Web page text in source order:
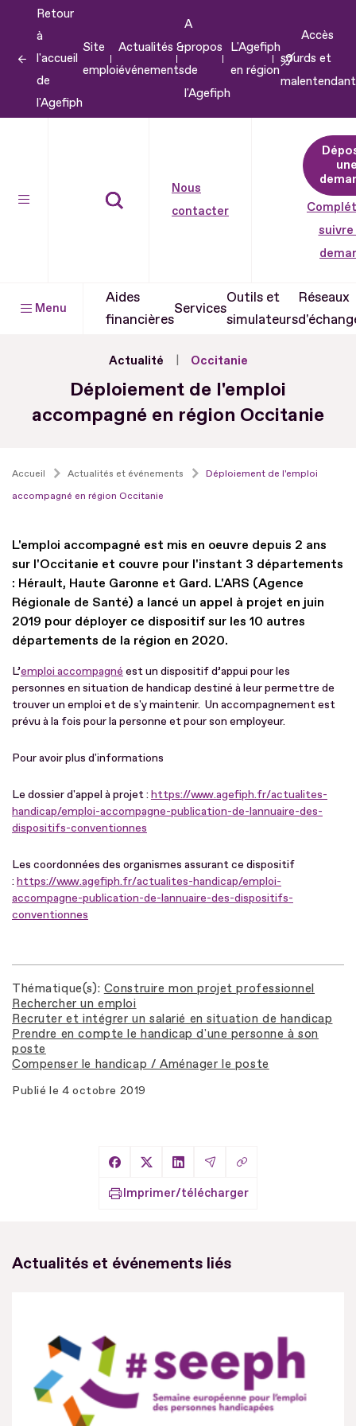
contenu
Retour
à
l'accueil
de
l'Agefiph
Site
emploi
Actualités &
événements
A
propos
de
l'Agefiph
L'Agefiph
en région
Accès
sourds et
Nous
contacter
suivre
Menu
Aides
financières
Services
Outils et
simulateurs
Réseaux
Actualité Occitanie
Déploiement de l'emploi
accompagné en région Occitanie
Accueil Actualités et événements
Déploiement de l'emploi
accompagné en région Occitanie
L'emploi accompagné est mis en oeuvre depuis 2 ans
sur l'Occitanie et couvre pour l'instant 3 départements
: Hérault, Haute Garonne et Gard. L'ARS (Agence
Régionale de Santé) a lancé un appel à projet en juin
2019 pour déployer ce dispositif sur les 10 autres
départements de la région en 2020.
L’emploi accompagné est un dispositif d’appui pour les
personnes en situation de handicap destiné à leur permettre de
trouver un emploi et de s'y maintenir. Un accompagnement est
prévu à la fois pour la personne et pour son employeur.
Pour avoir plus d'informations
Le dossier d'appel à projet : https://www.agefiph.fr/actualites-
handicap/emploi-accompagne-publication-de-lannuaire-des-
dispositifs-conventionnes
Les coordonnées des organismes assurant ce dispositif
: https://www.agefiph.fr/actualites-handicap/emploi-
accompagne-publication-de-lannuaire-des-dispositifs-
conventionnes
Thématique(s) Construire mon projet professionnel
Rechercher un emploi
Recruter et intégrer un salarié en situation de handicap
Prendre en compte le handicap d'une personne à son
poste
Compenser le handicap / Aménager le poste
Publié le 4 octobre 2019
Partager sur Facebook
Partager sur X
Partager sur LinkedIn
Partager par Email
Copier le lien
Imprimer/télécharger
Actualités et événements liés